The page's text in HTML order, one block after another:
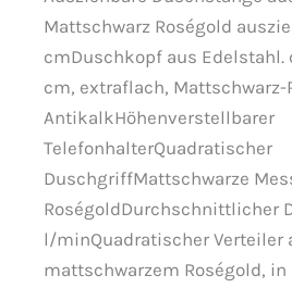
Mattschwarz Roségold
cmDuschkopf aus Edelstahl.
cm, extraflach, Mattschwarz-
AntikalkHöhenverstellbarer
TelefonhalterQuadratischer
DuschgriffMattschwarze
RoségoldDurchschnittlicher
l/minQuadratischer Verteiler
mattschwarzem Roségold, in